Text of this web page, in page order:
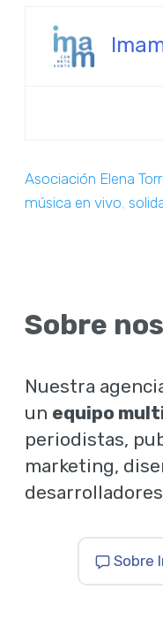
Asociación Elena
música en vivo,
Sobre
Nuestra
un equipo
periodistas,
marketing,
Sobre